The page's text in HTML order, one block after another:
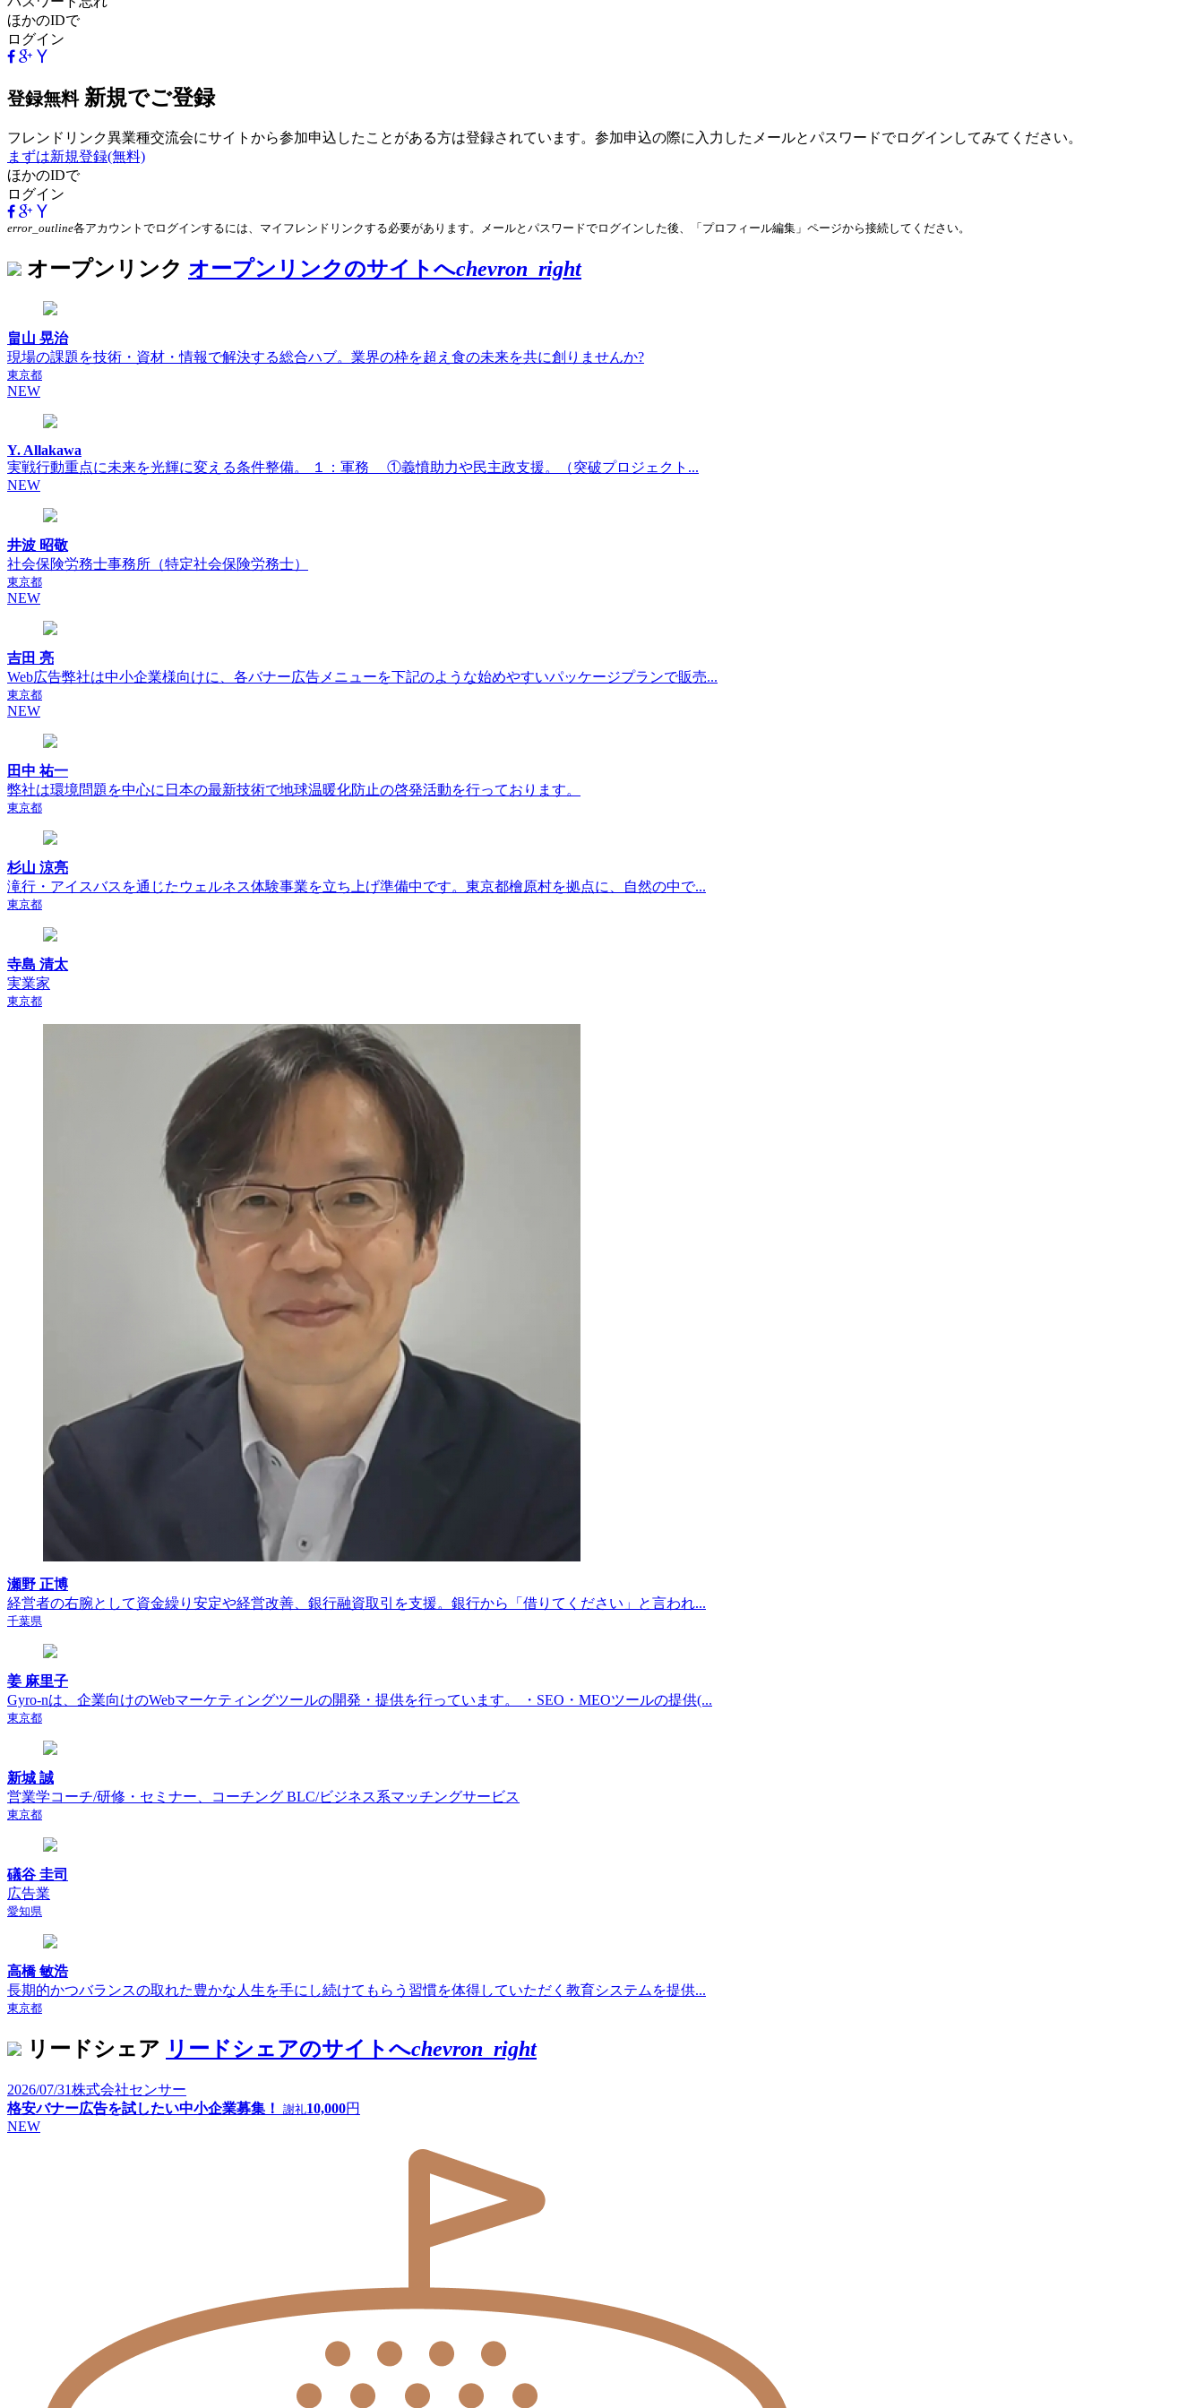
ほかのIDで
ログイン
登録無料新規でご登録
フレンドリンク異業種交流会にサイトから参加申込したことがある方は登録されています。参加申込の際に入力したメールとパスワードでログインしてみてください。
まずは新規登録(無料)
ほかのIDで
ログイン
error_outline各アカウントでログインするには、マイフレンドリンクする必要があります。メールとパスワードでログインした後、「プロフィール編集」ページから接続してください。
オープンリンク オープンリンクのサイトへchevron_right
畠山 晃治
現場の課題を技術・資材・情報で解決する総合ハブ。業界の枠を超え食の未来を共に創りませんか?
東京都
NEW
Y. Allakawa
実戦行動重点に未来を光輝に変える条件整備。 １：軍務 ①義憤助力や民主政支援。（突破プロジェクト...
NEW
井波 昭敬
社会保険労務士事務所（特定社会保険労務士）
東京都
NEW
吉田 亮
Web広告弊社は中小企業様向けに、各バナー広告メニューを下記のような始めやすいパッケージプランで販売...
東京都
NEW
田中 祐一
弊社は環境問題を中心に日本の最新技術で地球温暖化防止の啓発活動を行っております。
東京都
杉山 涼亮
滝行・アイスバスを通じたウェルネス体験事業を立ち上げ準備中です。東京都檜原村を拠点に、自然の中で...
東京都
寺島 清太
実業家
東京都
瀬野 正博
経営者の右腕として資金繰り安定や経営改善、銀行融資取引を支援。銀行から「借りてください」と言われ...
千葉県
姜 麻里子
Gyro-nは、企業向けのWebマーケティングツールの開発・提供を行っています。 ・SEO・MEOツールの提供(...
東京都
新城 誠
営業学コーチ/研修・セミナー、コーチング BLC/ビジネス系マッチングサービス
東京都
礒谷 圭司
広告業
愛知県
高橋 敏浩
長期的かつバランスの取れた豊かな人生を手にし続けてもらう習慣を体得していただく教育システムを提供...
東京都
リードシェア リードシェアのサイトへchevron_right
2026/07/31株式会社センサー
格安バナー広告を試したい中小企業募集！
謝礼10,000円
NEW